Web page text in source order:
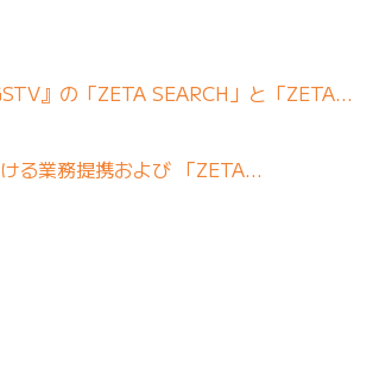
』の「ZETA SEARCH」と「ZETA…
る業務提携および 「ZETA…